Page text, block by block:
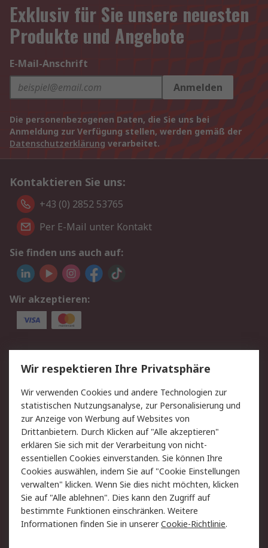
Exklusiv für Sie unsere neuesten
Produkte und Angebote
E-Mail-Anschrift
Anmelden
Die personenbezogenen Daten, die Sie uns bei
Anmeldung zur Verfügung stellen, werden gemäß der
Datenschutzerklärung verarbeitet.
Kontaktieren Sie uns:
+43 (0) 2852 53765
Per E-Mail unter Kontakt
Sie finden uns auch auf:
Wir akzeptieren:
Service
Value Added Services
Lieferlösungen
Rücksendung/Entsorgung Kontakt
Hilfe
Rechtliches
RS Verkaufs- und
Lieferbedingungen
Datenschutz
Cookie-Richtlinie
Zahlungsbedingungen
Impressum
Webseite Konditionen
Wir respektieren Ihre Privatsphäre
Wir verwenden Cookies und andere Technologien zur
statistischen Nutzungsanalyse, zur Personalisierung und
zur Anzeige von Werbung auf Websites von
Drittanbietern. Durch Klicken auf "Alle akzeptieren"
erklären Sie sich mit der Verarbeitung von nicht-
essentiellen Cookies einverstanden. Sie können Ihre
Cookies auswählen, indem Sie auf "Cookie Einstellungen
verwalten" klicken. Wenn Sie dies nicht möchten, klicken
Sie auf "Alle ablehnen". Dies kann den Zugriff auf
bestimmte Funktionen einschränken. Weitere
Informationen finden Sie in unsererCookie-Richtlinie.